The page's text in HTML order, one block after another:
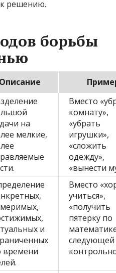
решению.
борьбы
Описание
на
мелкие,
Вместо
комнату»,
«убрать
игрушки»,
«сложить
одежду»,
«вынести
и
времени
Вместо
учиться»,
«получить
пятерку по
следующей